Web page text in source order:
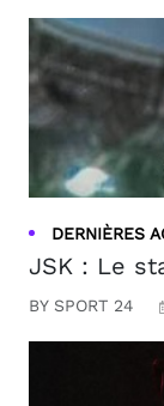
DERNIÈRES
JSK : Le
BY SPORT 24